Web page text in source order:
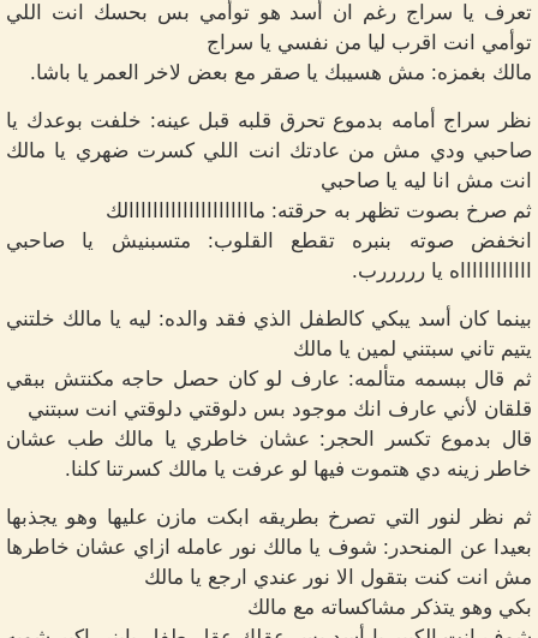
تعرف يا سراج رغم ان أسد هو توأمي بس بحسك انت اللي
توأمي انت اقرب ليا من نفسي يا سراج
مالك بغمزه: مش هسيبك يا صقر مع بعض لاخر العمر يا باشا.
نظر سراج أمامه بدموع تحرق قلبه قبل عينه: خلفت بوعدك يا
صاحبي ودي مش من عادتك انت اللي كسرت ضهري يا مالك
انت مش انا ليه يا صاحبي
ثم صرخ بصوت تظهر به حرقته: مااااااااااااااااااااالك
انخفض صوته بنبره تقطع القلوب: متسبنيش يا صاحبي
ااااااااااااه يا رررررب.
بينما كان أسد يبكي كالطفل الذي فقد والده: ليه يا مالك خلتني
يتيم تاني سبتني لمين يا مالك
ثم قال ببسمه متألمه: عارف لو كان حصل حاجه مكنتش ببقي
قلقان لأني عارف انك موجود بس دلوقتي دلوقتي انت سبتني
قال بدموع تكسر الحجر: عشان خاطري يا مالك طب عشان
خاطر زينه دي هتموت فيها لو عرفت يا مالك كسرتنا كلنا.
ثم نظر لنور التي تصرخ بطريقه ابكت مازن عليها وهو يجذبها
بعيدا عن المنحدر: شوف يا مالك نور عامله ازاي عشان خاطرها
مش انت كنت بتقول الا نور عندي ارجع يا مالك
بكي وهو يتذكر مشاكساته مع مالك